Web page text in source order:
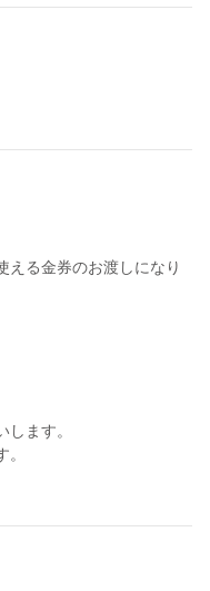
える金券のお渡しになり
ます。